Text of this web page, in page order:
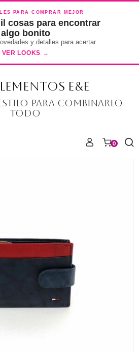
PARA COMPRAR MEJOR
cosas para encontrar
algo bonito
y detalles para acertar.
VER LOOKS →
E&E
para combinarlo
todo
0